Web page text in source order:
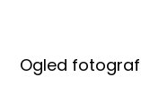
Ogled